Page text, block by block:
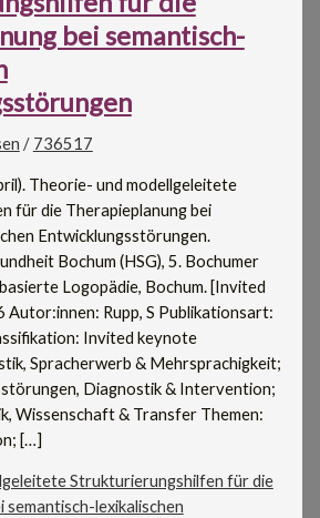
bei semantisch-
/ 736517
Theorie- und modellgeleitete
für die Therapieplanung bei
Entwicklungsstörungen.
Bochum (HSG), 5. Bochumer
Logopädie, Bochum. [Invited
Rupp, S Publikationsart:
Invited keynote
Spracherwerb & Mehrsprachigkeit;
Diagnostik & Intervention;
Wissenschaft & Transfer Themen:
[…]
Strukturierungshilfen für die
semantisch-lexikalischen